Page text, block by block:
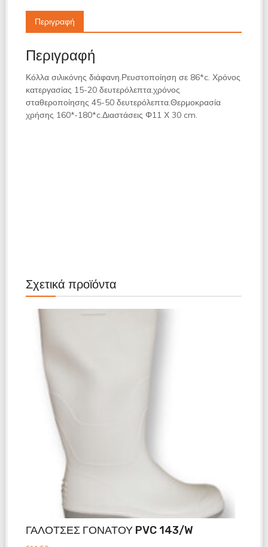
ποσότητα
Περιγραφή
Περιγραφή
Κόλλα σιλικόνης διάφανη.Ρευστοποίηση σε 86*c. Χρόνος
κατεργασίας 15-20 δευτερόλεπτα.χρόνος
σταθεροποίησης 45-50 δευτερόλεπτα.Θερμοκρασία
χρήσης 160*-180*c.Διαστάσεις Φ11 Χ 30 cm.
Σχετικά προϊόντα
ΓΑΛΟΤΣΕΣ ΓΟΝΑΤΟΥ PVC 143/W